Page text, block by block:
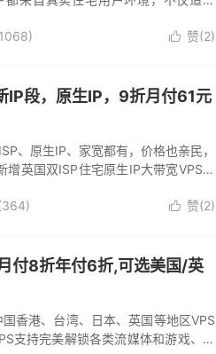
 赞(2)
IP段，原生IP，9折月付61元
、原生IP、家宽都有，价格也亲民，
英国双ISP住宅原生IP大带宽VPS，
 赞(2)
付8折年付6折,可选美国/英
香港、台湾、日本、英国等地区VPS
支持完美解锁各类流媒体和游戏、电